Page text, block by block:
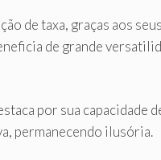
de taxa, graças aos
de grande
por sua
permanecendo ilusória.